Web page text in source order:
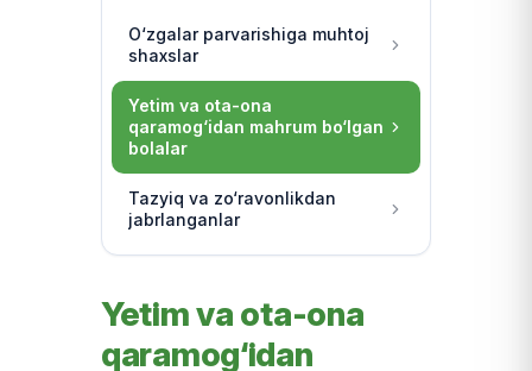
O‘zgalar parvarishiga muhtoj
shaxslar
Yetim va ota-ona
qaramog‘idan mahrum bo‘lgan
bolalar
Tazyiq va zo‘ravonlikdan
jabrlanganlar
Yetim va ota-ona
qaramog‘idan